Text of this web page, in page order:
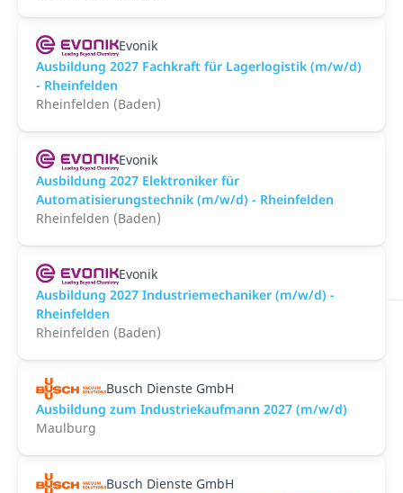
Evonik
Ausbildung 2027 Fachkraft für Lagerlogistik (m/w/d)
- Rheinfelden
Rheinfelden (Baden)
Evonik
Ausbildung 2027 Elektroniker für
Automatisierungstechnik (m/w/d) - Rheinfelden
Rheinfelden (Baden)
Evonik
Ausbildung 2027 Industriemechaniker (m/w/d) -
Rheinfelden
Rheinfelden (Baden)
Busch Dienste GmbH
Ausbildung zum Industriekaufmann 2027 (m/w/d)
Maulburg
Busch Dienste GmbH